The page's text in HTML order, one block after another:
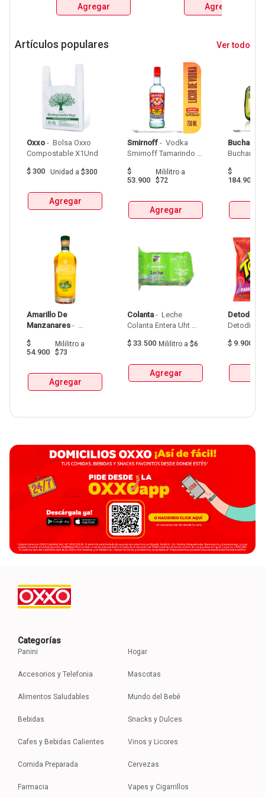
ANDINA, MILLER Y
Agregar
ANDINA, MILLER Y
Agregar
Artículos populares Ver todo
Oxxo - Bolsa Oxxo
$ 300 Unidad a $300
Agregar
Amarillo De
Manzanares -
De Manzanares
$
54.900
Mililitroa
$73
Agregar
Smirnoff - Vodka
Smirnoff Tamarindo
$
53.900
Mililitroa
$72
Agregar
Colanta - Leche
Colanta Entera Uht
$ 33.500 Mililitro a $6
Agregar
$
184.900
Detodito
$ 9.900
Categorías
Panini
Accesorios y Telefonia
Alimentos Saludables
Bebidas
Cafes y Bebidas Calientes
Comida Preparada
Farmacia
Hogar
Mascotas
Mundo del Bebé
Snacks y Dulces
Vinos y Licores
Cervezas
Vapes y Cigarrillos